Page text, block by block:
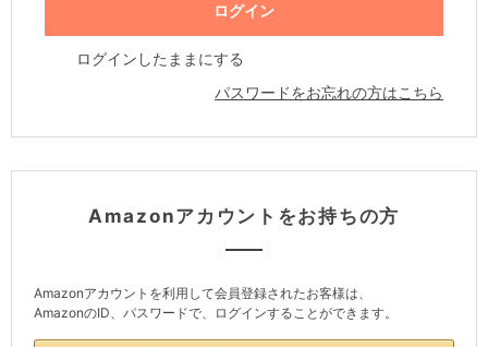
ログインしたままにする
パスワードをお忘れの方はこちら
Amazonアカウントをお持ちの方
Amazonアカウントを利用して会員登録されたお客様は、
AmazonのID、パスワードで、ログインすることができます。